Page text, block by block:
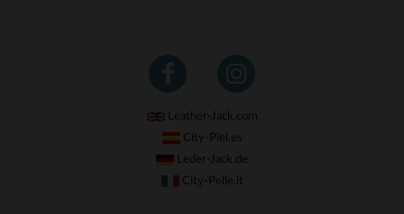
Leather-Jack.com
City-Piel.es
Leder-Jack.de
City-Pelle.it